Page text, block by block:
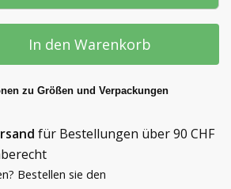
In den Warenkorb
zu Größen und Verpackungen
für Bestellungen über90 CHF
Bestellen sie den